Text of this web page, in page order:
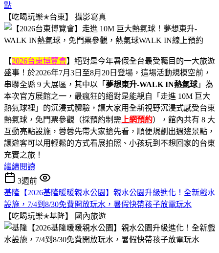
點
【吃喝玩樂✭台東】 攝影寫真
【2026台東博覽會】絕對是今年暑假全台最受矚目的一大旅遊
盛事！於2026年7月3日至8月20日登場，這場活動規模空前，
串聯全縣 9 大展區，其中以「 夢想東升-WALK IN熱氣球 」為
本次官方展館之一，最瘋狂的絕對是能親自「走進 10M 巨大
熱氣球裡」的沉浸式體驗，讓大家用全新視野沉浸式感受台東
熱氣球，免門票參觀（採預約制需 上網預約），館內共有 8 大
互動亮點設施，蓉蓉先帶大家搶先看，順便規劃出週邊景點，
讓遊客可以用輕鬆的方式看展拍照、小孩玩到不想回家的台東
充實之旅！
繼續閱讀
3週前
基隆【2026基隆暖暖親水公園】親水公園升級進化！全新戲水
設施，7/4到8/30免費開放玩水，暑假快帶孩子放電玩水
【吃喝玩樂✭基隆】
國內旅遊